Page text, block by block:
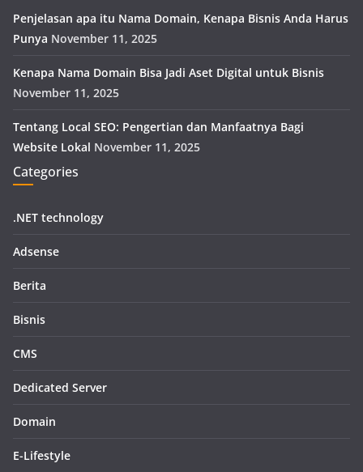
Penjelasan apa itu Nama Domain, Kenapa Bisnis Anda Harus
Punya November 11, 2025
Kenapa Nama Domain Bisa Jadi Aset Digital untuk Bisnis
November 11, 2025
Tentang Local SEO: Pengertian dan Manfaatnya Bagi
Website Lokal November 11, 2025
Categories
.NET technology
Adsense
Berita
Bisnis
CMS
Dedicated Server
Domain
E-Lifestyle